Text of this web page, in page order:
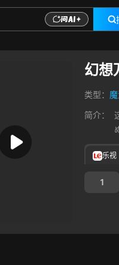
幻想
类型：
简介：
乐视
1